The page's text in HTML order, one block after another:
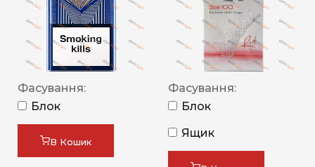
Фасування:
Блок
В Кошик
Фасування:
Блок
Ящик